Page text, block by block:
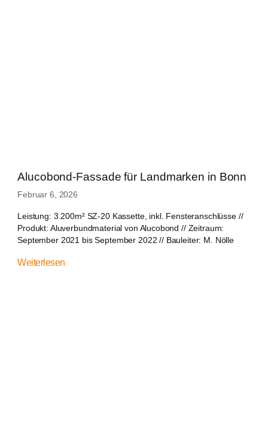
Alucobond-Fassade für Landmarken in Bonn
Februar 6, 2026
Leistung: 3.200m² SZ-20 Kassette, inkl. Fensteranschlüsse //
Produkt: Aluverbundmaterial von Alucobond // Zeitraum:
September 2021 bis September 2022 // Bauleiter: M. Nölle
Weiterlesen